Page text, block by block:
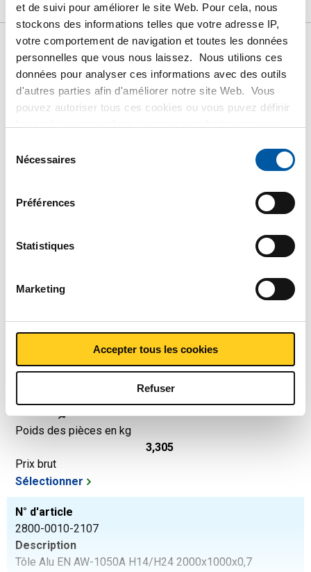
et de suivi pour améliorer le site Web. Pour cela, nous
stockons des informations telles que votre adresse IP,
votre comportement de navigation et toutes les données
personnelles que vous nous laissez. Nous utilions ces
données pour analyser ces informations avec des outils
d'autres parties afin d'améliorer notre site Web. Vous
pouvez autoriser tous ces cookies ou vous puvez définir
plus d'informations sur les cookies que nous conservons
et les parties avec lesquelles nous travaillons dans notre
règlementici
Nécessaires
Préférences
Statistiques
Marketing
Accepter tous les cookies
Refuser
Téléchargements Caractéristiques
Liste de prix bruts:
Tôle/feuillard aluminium EN
AW-1050A H14/H24
Description
Prix brut
2800-0010-2106
Description
Tôle Alu EN AW-1050A H14/H24 2000x1000x0,6
Poids des pièces en kg
3,305
Prix brut
Sélectionner
N° d'article
2800-0010-2107
Description
Tôle Alu EN AW-1050A H14/H24 2000x1000x0,7